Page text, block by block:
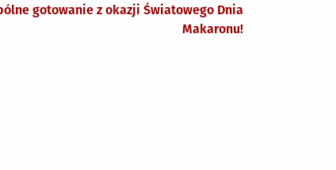
gotowanie z okazji Światowego Dnia
Makaronu!